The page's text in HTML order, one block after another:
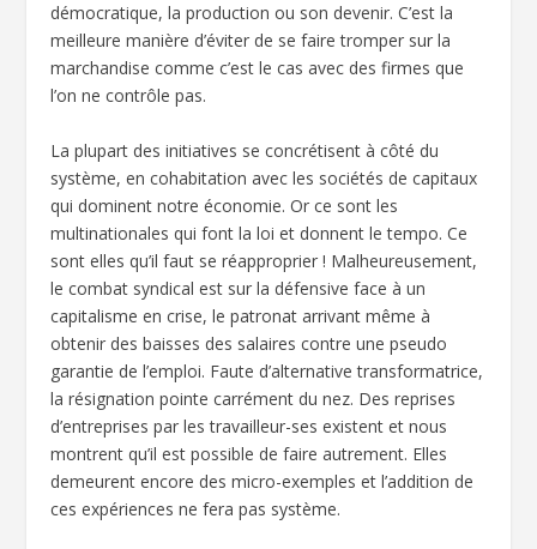
démocratique, la production ou son devenir. C’est la
meilleure manière d’éviter de se faire tromper sur la
marchandise comme c’est le cas avec des firmes que
l’on ne contrôle pas.
La plupart des initiatives se concrétisent à côté du
système, en cohabitation avec les sociétés de capitaux
qui dominent notre économie. Or ce sont les
multinationales qui font la loi et donnent le tempo. Ce
sont elles qu’il faut se réapproprier ! Malheureusement,
le combat syndical est sur la défensive face à un
capitalisme en crise, le patronat arrivant même à
obtenir des baisses des salaires contre une pseudo
garantie de l’emploi. Faute d’alternative transformatrice,
la résignation pointe carrément du nez. Des reprises
d’entreprises par les travailleur-ses existent et nous
montrent qu’il est possible de faire autrement. Elles
demeurent encore des micro-exemples et l’addition de
ces expériences ne fera pas système.